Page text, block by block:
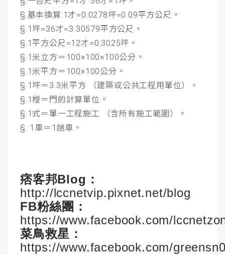
§.基本換算:1才=0.0278坪=0.09平方公尺。
§.1坪=36才=3.30579平方公尺。
§.1平方公尺=12才=0.3025坪。
§.1米立方＝100×100×100公分。
§.1米平方＝100×100公分。
§.1坪＝3.3米平方 （建築或公共工程用單位）。
§.1樘＝門的計算單位。
§.1式＝單一工程施工 （含所有施工範圍）。
§. 1車＝1趟車。
痞客邦Blog：
http://lccnetvip.pixnet.net/blog
FB粉絲團：
https://www.facebook.com/
菜鳥救星：
https://www.facebook.com/